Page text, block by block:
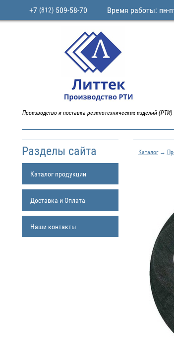
+7 (812)509-58-70 Время работы: пн-
Производство и поставка резинотехнических изделий (РТИ)
Разделы сайта
Каталог продукции
Доставка и Оплата
Наши контакты
Каталог→